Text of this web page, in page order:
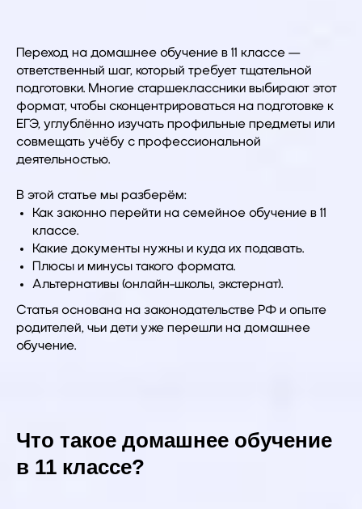
Переход на домашнее обучение в 11 классе —
ответственный шаг, который требует тщательной
подготовки. Многие старшеклассники выбирают этот
формат, чтобы сконцентрироваться на подготовке к
ЕГЭ, углублённо изучать профильные предметы или
совмещать учёбу с профессиональной
деятельностью.
В этой статье мы разберём:
Как законно перейти на семейное обучение в 11
классе.
Какие документы нужны и куда их подавать.
Плюсы и минусы такого формата.
Альтернативы (онлайн-школы, экстернат).
Статья основана на законодательстве РФ и опыте
родителей, чьи дети уже перешли на домашнее
обучение.
Что такое домашнее обучение
в 11 классе?